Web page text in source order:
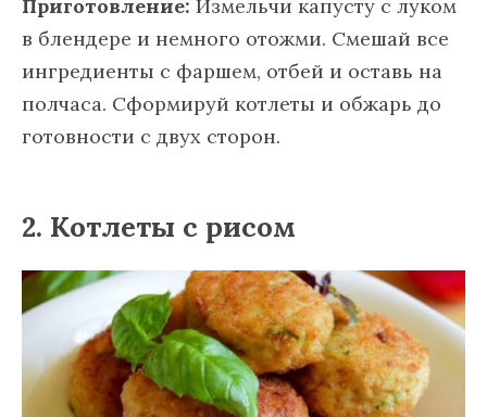
Приготовление: Измельчи капусту с луком
в блендере и немного отожми. Смешай все
ингредиенты с фаршем, отбей и оставь на
полчаса. Сформируй котлеты и обжарь до
готовности с двух сторон.
2. Котлеты с рисом